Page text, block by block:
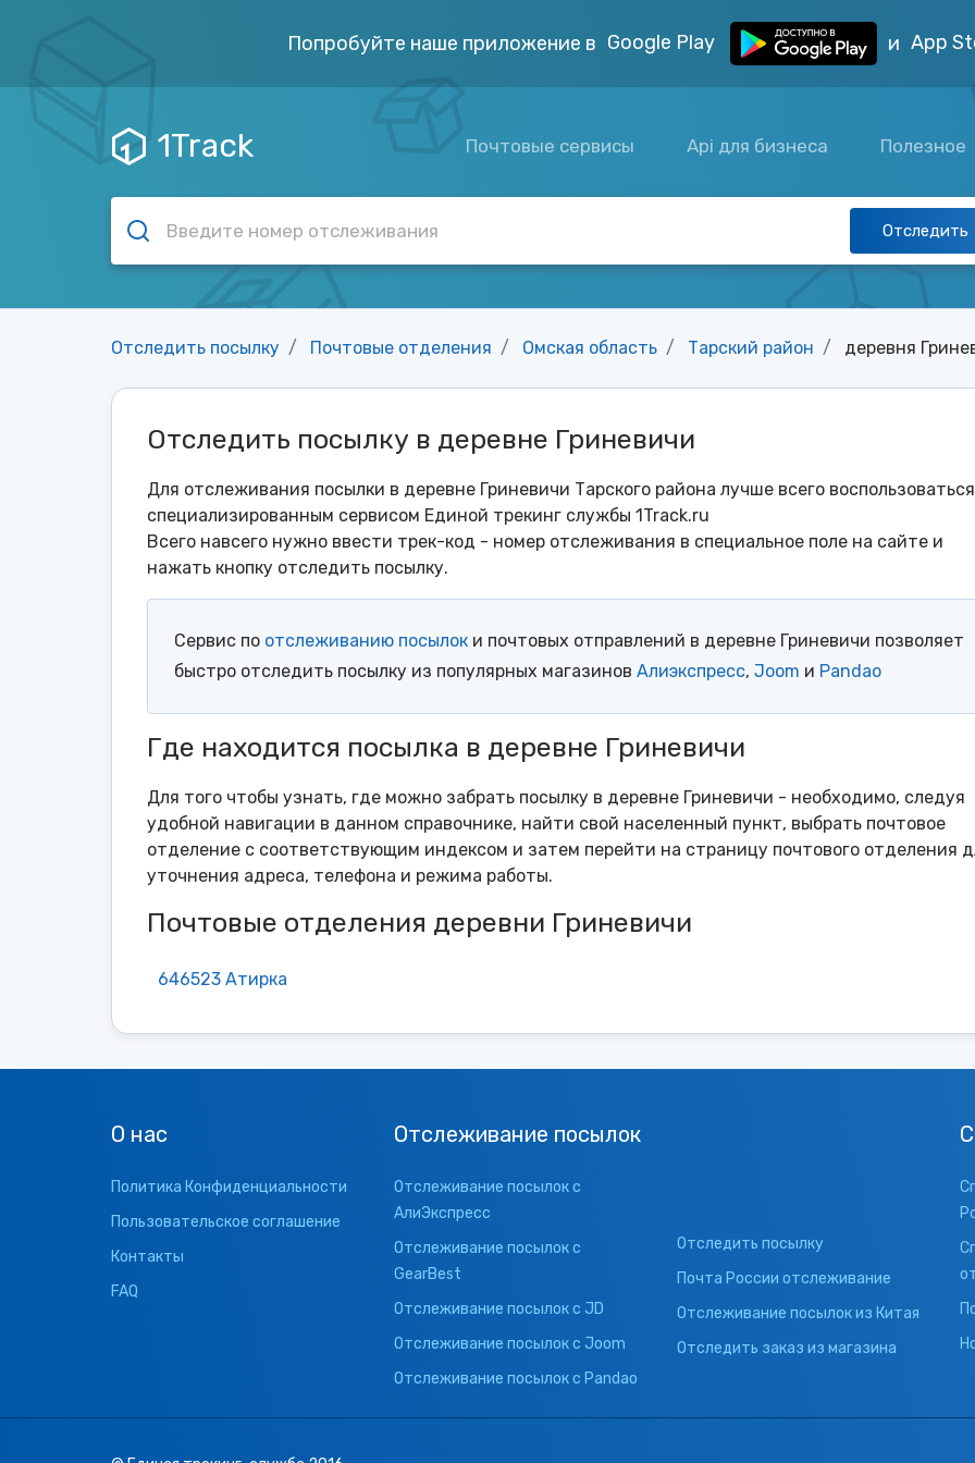
Попробуйте наше приложение в Google Play и App
1Track Почтовые сервисы Api для бизнеса Полезное
Отследить
Отследить посылку Почтовые отделения Омская область Тарский район деревня
Отследить посылку в деревне Гриневичи
Для отслеживания посылки в деревне Гриневичи Тарского района лучше всего воспользоваться
специализированным сервисом Единой трекинг службы 1Track.ru
Всего навсего нужно ввести трек-код - номер отслеживания в специальное поле на сайте и
нажать кнопку отследить посылку.
Сервис по отслеживанию посылок и почтовых отправлений в деревне Гриневичи позволяет
быстро отследить посылку из популярных магазинов Алиэкспресс, Joom и Pandao
Где находится посылка в деревне Гриневичи
Для того чтобы узнать, где можно забрать посылку в деревне Гриневичи - необходимо, следуя
удобной навигации в данном справочнике, найти свой населенный пункт, выбрать почтовое
отделение с соответствующим индексом и затем перейти на страницу почтового отделения
уточнения адреса, телефона и режима работы.
Почтовые отделения деревни Гриневичи
646523 Атирка
О нас
Политика Конфиденциальности
Пользовательское соглашение
Контакты
FAQ
Отслеживание посылок
Отслеживание посылок с
АлиЭкспресс
Отслеживание посылок с
GearBest
Отслеживание посылок с JD
Отслеживание посылок с Joom
Отслеживание посылок с Pandao
Отследить посылку
Почта России отслеживание
Отслеживание посылок из Китая
Отследить заказ из магазина